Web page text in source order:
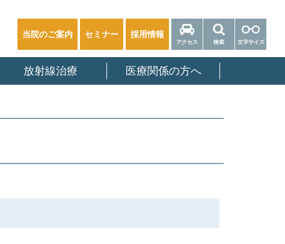
当院のご案内 セミナー 採用情報
アクセス 検索 文字サイズ
放射線治療 医療関係の方へ